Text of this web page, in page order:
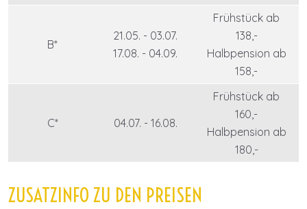
B*
21.05. - 03.07.
17.08. - 04.09.
Frühstück ab
138,-
Halbpension ab
158,-
C* 04.07. - 16.08.
Frühstück ab
160,-
Halbpension ab
180,-
ZUSATZINFO ZU DEN PREISEN